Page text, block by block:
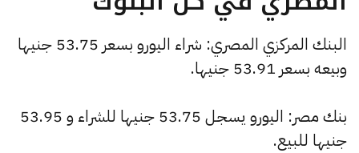
البنك المركزي المصري: شراء اليورو بسعر 53.75 جنيها
وبيعه بسعر 53.91 جنيها.
بنك مصر: اليورو يسجل 53.75 جنيها للشراء و 53.95
جنيها للبيع.